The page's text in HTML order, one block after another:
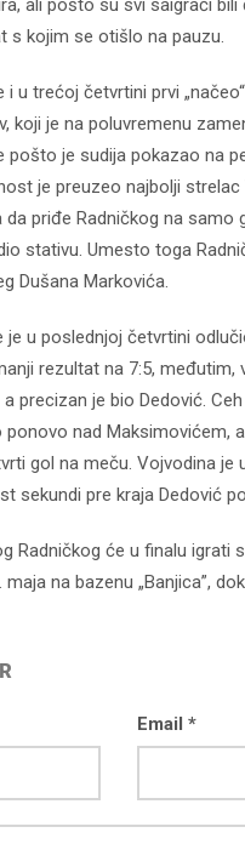
ali pošto su svi saigrači
s kojim se otišlo na pauzu.
i u trećoj četvrtini prvi
koji je na poluvremenu
pošto je sudija pokazao na
je preuzeo najbolji
priđe Radničkog na
stativu. Umesto toga
Dušana Markovića.
je u poslednjoj četvrtini
rezultat na 7:5,
precizan je bio Dedović.
ponovo nad
gol na meču. Vojvodina je
sekundi pre kraja Dedović
Radničkog će u finalu igrati
maja na bazenu „Banjica”,
Email *